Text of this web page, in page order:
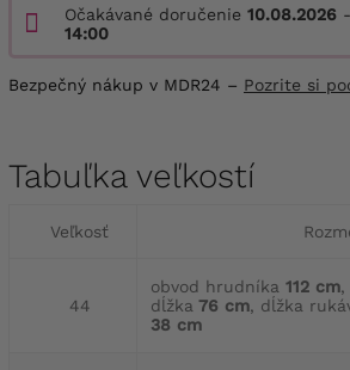
Očakávané doručenie 10.08.2026
14:00
Bezpečný nákup v MDR24 – Pozrite si
Tabuľka veľkostí
Veľkosť
44
obvod hrudníka 112 cm,
dĺžka 76 cm, dĺžka
38 cm